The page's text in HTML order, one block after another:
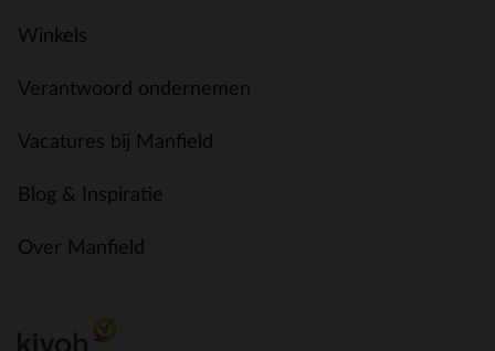
Winkels
Verantwoord ondernemen
Vacatures bij Manfield
Blog & Inspiratie
Over Manfield